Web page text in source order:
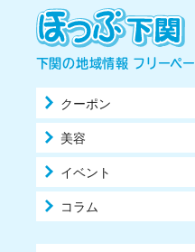
下関の地域情報 フリーペ
クーポン
美容
イベント
コラム